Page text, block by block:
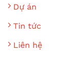
Dự án
Tin tức
Liên hệ